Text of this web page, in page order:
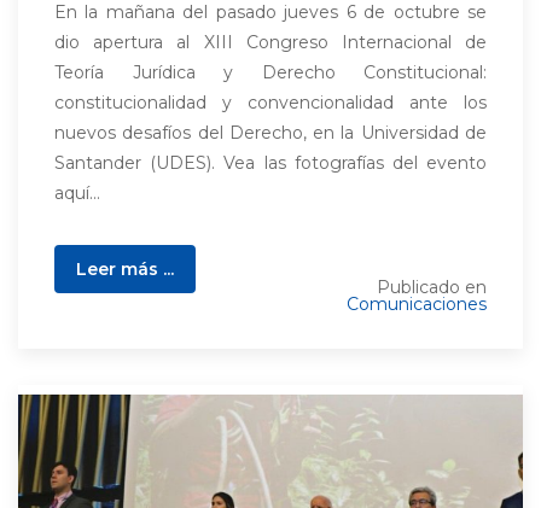
En la mañana del pasado jueves 6 de octubre se
dio apertura al XIII Congreso Internacional de
Teoría Jurídica y Derecho Constitucional:
constitucionalidad y convencionalidad ante los
nuevos desafíos del Derecho, en la Universidad de
Santander (UDES). Vea las fotografías del evento
aquí...
Leer más ...
Publicado en
Comunicaciones